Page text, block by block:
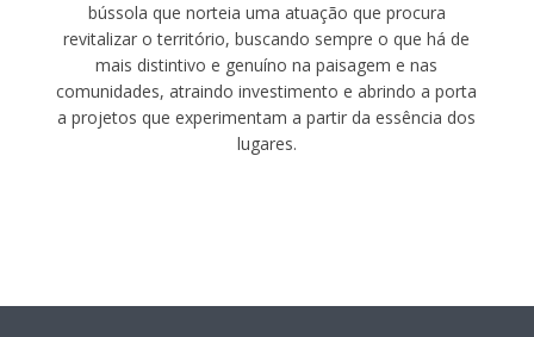
bússola que norteia uma atuação que procura
revitalizar o território, buscando sempre o que há de
mais distintivo e genuíno na paisagem e nas
comunidades, atraindo investimento e abrindo a porta
a projetos que experimentam a partir da essência dos
lugares.